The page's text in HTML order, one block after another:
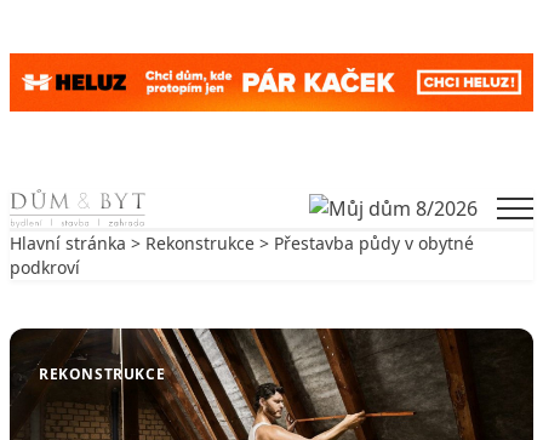
Skip to content
Hlavní stránka > Rekonstrukce > Přestavba půdy v obytné
podkroví
REKONSTRUKCE